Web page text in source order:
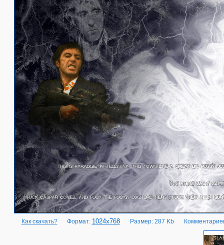
Как скачать? Формат: 1024x768 Размер: 287 Kb